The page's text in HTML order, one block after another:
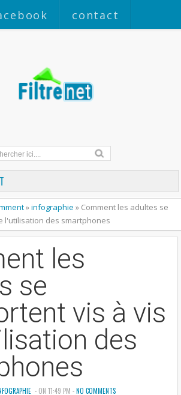
contact
»infographie » Comment les adultes se
l'utilisation des smartphones
les
se
vis à vis
des
- ON 11:49 PM -NO COMMENTS